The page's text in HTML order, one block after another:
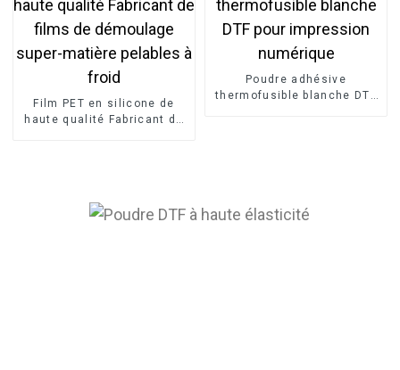
Film PET en silicone de
haute qualité Fabricant de
Poudre adhésive
thermofusible blanche DTF